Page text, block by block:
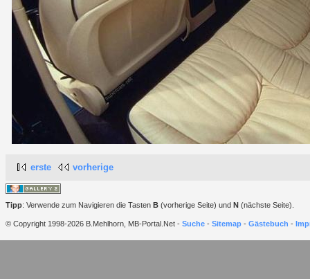
erste vorherige
Tipp: Verwende zum Navigieren die Tasten B (vorherige Seite) und N (nächste Seite).
© Copyright 1998-2026 B.Mehlhorn, MB-Portal.Net - Suche - Sitemap - Gästebuch -